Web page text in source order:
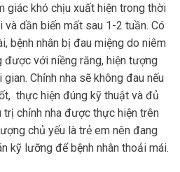
giác khó chịu xuất hiện trong thời
dần biến mất sau 1-2 tuần. Có
bệnh nhân bị đau miệng do niêm
với niềng răng, hiện tượng
Chỉnh nha sẽ không đau nếu
thực hiện đúng kỹ thuật và đủ
chỉnh nha được thực hiện trên
chủ yếu là trẻ em nên đang
kỹ lưỡng để bệnh nhân thoải mái.